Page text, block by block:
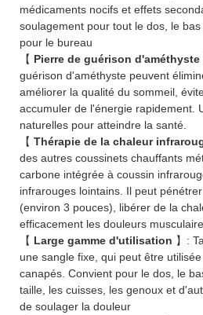
médicaments nocifs et effets
soulagement pour tout le dos, le
pour le bureau
【 Pierre de guérison d'améthyste
guérison d'améthyste peuvent
améliorer la qualité du sommeil,
accumuler de l'énergie rapidement.
naturelles pour atteindre la santé.
【 Thérapie de la chaleur
des autres coussinets chauffants
carbone intégrée à coussin
infrarouges lointains. Il peut
(environ 3 pouces), libérer de la
efficacement les douleurs
【 Large gamme d'utilisation 】:
une sangle fixe, qui peut être
canapés. Convient pour le dos, le
taille, les cuisses, les genoux et
de soulager la douleur